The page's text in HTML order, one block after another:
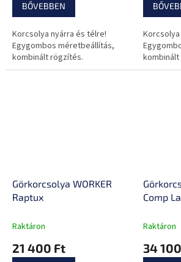
BŐVEBBEN
Korcsolya nyárra és télre!
Egygombos méretbeállítás,
kombinált rögzítés.
Görkorcsolya WORKER
Raptux
Raktáron
21 400 Ft
Comp
Raktáron
34